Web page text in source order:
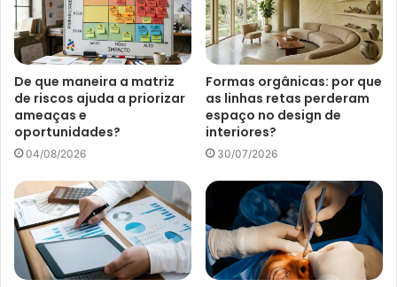
De que maneira a matriz
de riscos ajuda a priorizar
ameaças e
oportunidades?
04/08/2026
Formas orgânicas: por que
as linhas retas perderam
espaço no design de
interiores?
30/07/2026